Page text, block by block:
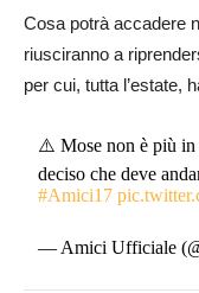
Cosa potrà accadere
riusciranno a
per cui, tutta l’estate,
⚠️ Mose non è più in
deciso che deve
#Amici17
— Amici Ufficiale